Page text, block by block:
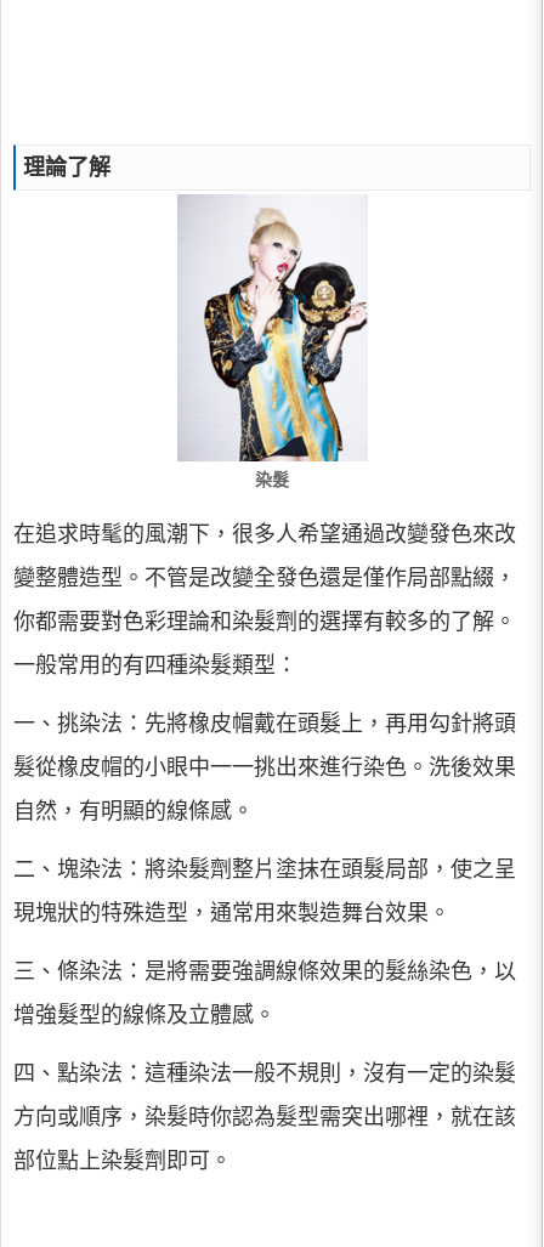
理論了解
染髮
在追求時髦的風潮下，很多人希望通過改變發色來改
變整體造型。不管是改變全發色還是僅作局部點綴，
你都需要對色彩理論和染髮劑的選擇有較多的了解。
一般常用的有四種染髮類型：
一、挑染法：先將橡皮帽戴在頭髮上，再用勾針將頭
髮從橡皮帽的小眼中一一挑出來進行染色。洗後效果
自然，有明顯的線條感。
二、塊染法：將染髮劑整片塗抹在頭髮局部，使之呈
現塊狀的特殊造型，通常用來製造舞台效果。
三、條染法：是將需要強調線條效果的髮絲染色，以
增強髮型的線條及立體感。
四、點染法：這種染法一般不規則，沒有一定的染髮
方向或順序，染髮時你認為髮型需突出哪裡，就在該
部位點上染髮劑即可。